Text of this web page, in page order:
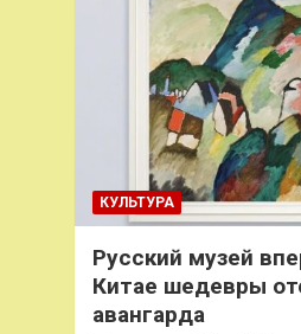
КУЛЬТУРА
Русский музей
Китае шедевры
авангарда